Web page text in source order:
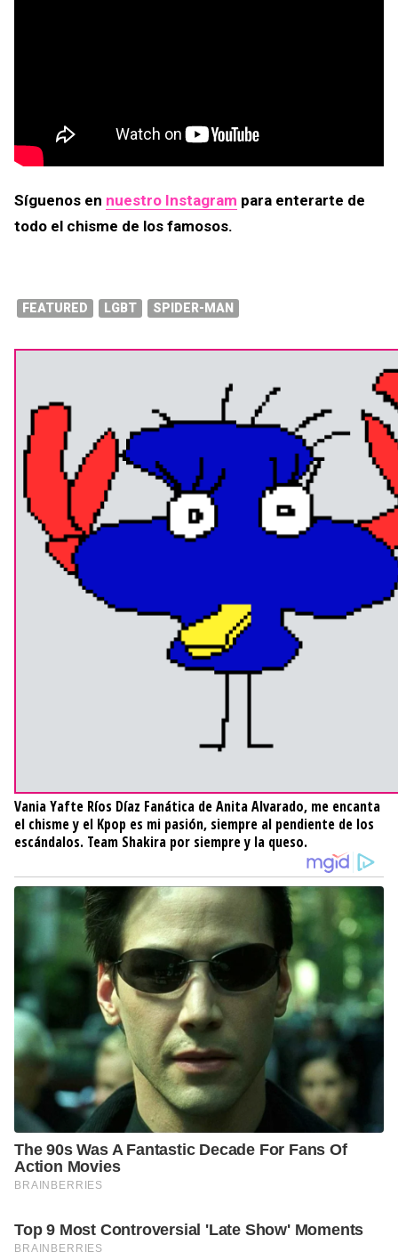
Síguenos en nuestro Instagram para enterarte de
todo el chisme de los famosos.
FEATURED LGBT SPIDER-MAN
Vania Yafte Ríos Díaz Fanática de Anita Alvarado, me encanta
el chisme y el Kpop es mi pasión, siempre al pendiente de los
escándalos. Team Shakira por siempre y la queso.